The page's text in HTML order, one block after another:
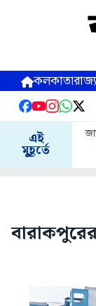
কলকাতারাজ্য
এই
মুহূর্তে